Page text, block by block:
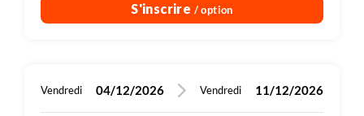
S'inscrire / option
Vendredi 04/12/2026 Vendredi 11/12/2026